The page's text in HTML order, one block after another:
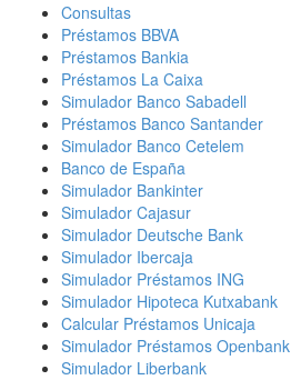
Consultas
Préstamos BBVA
Préstamos Bankia
Préstamos La Caixa
Simulador Banco Sabadell
Préstamos Banco Santander
Simulador Banco Cetelem
Banco de España
Simulador Bankinter
Simulador Cajasur
Simulador Deutsche Bank
Simulador Ibercaja
Simulador Préstamos ING
Simulador Hipoteca Kutxabank
Calcular Préstamos Unicaja
Simulador Préstamos Openbank
Simulador Liberbank